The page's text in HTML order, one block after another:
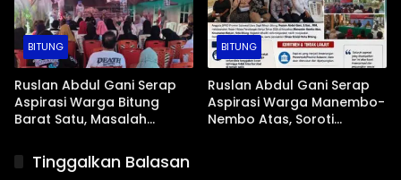
BITUNG
Ruslan Abdul Gani Serap
Aspirasi Warga Bitung
Barat Satu, Masalah
Jadi Prioritas
BITUNG
Ruslan Abdul Gani Serap
Aspirasi Warga Manembo-
Nembo Atas, Soroti
Tinggalkan Balasan